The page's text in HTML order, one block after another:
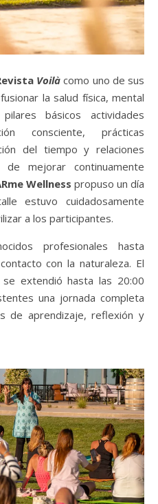
Voilàcomo uno de sus
la salud física, mental
básicos actividades
consciente, prácticas
del tiempo y relaciones
mejorar continuamente
Wellness propuso un día
estuvo cuidadosamente
a los participantes.
profesionales hasta
con la naturaleza. El
extendió hasta las 20:00
una jornada completa
de aprendizaje, reflexión y